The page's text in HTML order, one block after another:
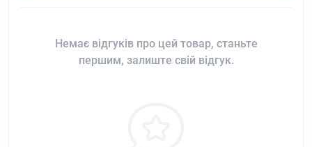
Немає відгуків про цей товар, станьте
першим, залиште свій відгук.